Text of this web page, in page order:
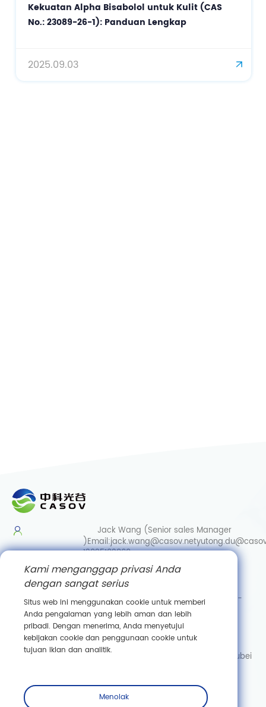
Kekuatan Alpha Bisabolol untuk Kulit (CAS
No.: 23089-26-1): Panduan Lengkap
2025.09.03
Jack Wang (Senior sales Manager
)Email:jack.wang@casov.net
13035103869
Services & Suggestions
Email:info@casovbio.net
Direct/Wechat:
0086-
15307143249
Wuhan Synthetic Biology Innovation Hub
No. 89, Gaokeyuan 3rd Road,
Donghu New Technology Development Zone, Wuhan, Hubei
Berlangganan
Kami menganggap privasi Anda
dengan sangat serius
Situs web ini menggunakan cookie untuk memberi
Anda pengalaman yang lebih aman dan lebih
pribadi. Dengan menerima, Anda menyetujui
kebijakan cookie dan penggunaan cookie untuk
tujuan iklan dan analitik.
Menolak